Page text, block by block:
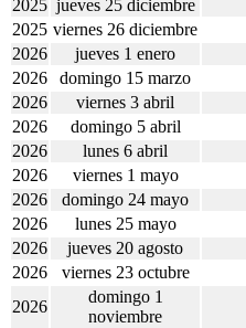
2025 jueves 25 diciembre
2025 viernes 26 diciembre
2026
jueves 1 enero
2026
domingo 15 marzo
2026
viernes 3 abril
2026
domingo 5 abril
2026
lunes 6 abril
2026
viernes 1 mayo
2026
domingo 24 mayo
2026
lunes 25 mayo
2026
jueves 20 agosto
2026
viernes 23 octubre
2026
domingo 1
noviembre